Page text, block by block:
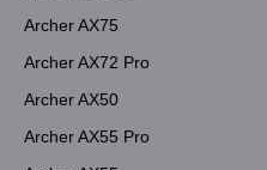
Archer AX75
Archer AX72 Pro
Archer AX50
Archer AX55 Pro